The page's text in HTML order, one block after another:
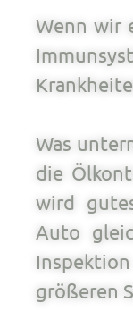
Wenn wir
Was
die
wird
Auto
größeren